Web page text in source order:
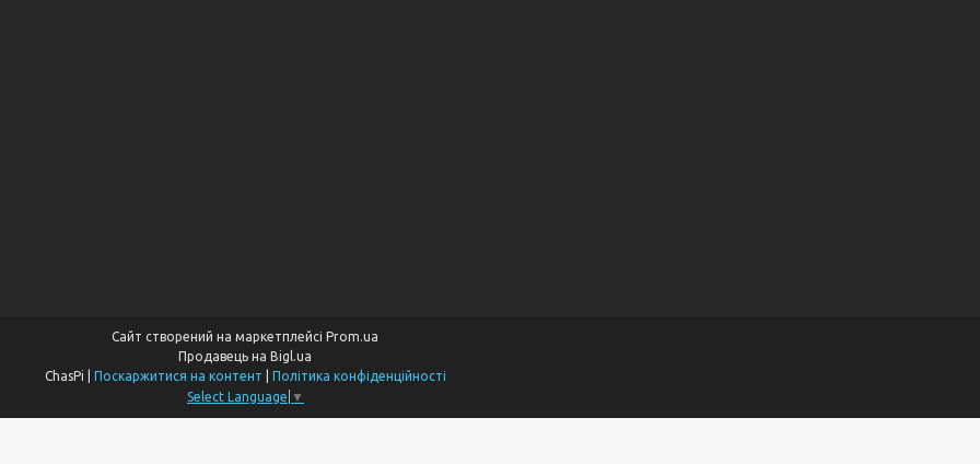
Сайт створений на маркетплейсі Prom.ua
Продавець на Bigl.ua
Поскаржитися на контент
Політика конфіденційності
Select Language ▼